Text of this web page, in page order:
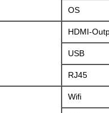
OS
HDMI-
USB
RJ45
Wifi